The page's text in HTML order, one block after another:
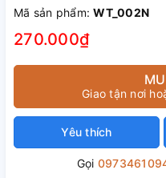
Mã sản phẩm:WT_002N
270.000₫
Giao tận nơi
Yêu thích
Gọi